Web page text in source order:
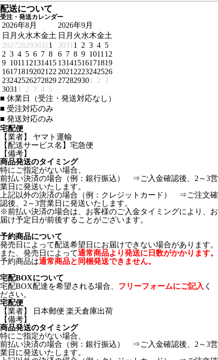
配送について
受注・発送カレンダー
2026年8月
日 月 火水木金土
262728293031 1
2 3 4 5 6 7 8
9 1011 12131415
161718192021 22
23242526272829
3031 1 2 3 4 5
2026年9月
日 月 火水木金土
3031 1 2 3 4 5
6 7 8 9 1011 12
13141516171819
2021 2223242526
272829301 2 3
■ 休業日（受注・発送対応なし）
■ 受注対応のみ
■ 発送対応のみ
宅配便
【業者】 ヤマト運輸
【配送サービス名】宅急便
【備考】
商品発送のタイミング
特にご指定がない場合、
前払い決済の場合（例：銀行振込） ⇒ご入金確認後、2～3営
業日に発送いたします。
上記以外の決済の場合（例：クレジットカード） ⇒ご注文確
認後、2～3営業日に発送いたします。
※前払い決済の場合は、お客様のご入金タイミングにより、お
届け予定日が前後することがございます。
予約商品について
発売日によって配送希望日にお届けできない場合があります。
また、発売日によって通常商品より発送に日数がかかります。
予約商品は通常商品と同梱発送できません。
宅配BOXについて
宅配BOX配達を希望される場合、 フリーフォームにご記入 く
ださい。
宅配便
【業者】 日本郵便 楽天倉庫出荷
【備考】
商品発送のタイミング
特にご指定がない場合、
前払い決済の場合（例：銀行振込） ⇒ご入金確認後、2～3営
業日に発送いたします。